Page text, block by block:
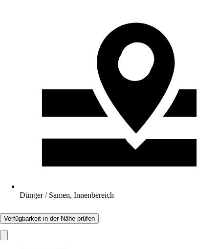
Dünger / Samen, Innenbereich
Verfügbarkeit in der Nähe prüfen